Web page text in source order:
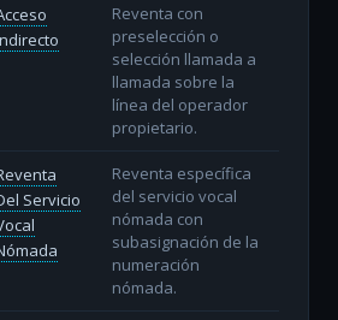
Reventa con
preselección o
selección llamada a
llamada sobre la
línea del operador
propietario.
Servicio
Reventa específica
del servicio vocal
nómada con
subasignación de la
numeración
nómada.